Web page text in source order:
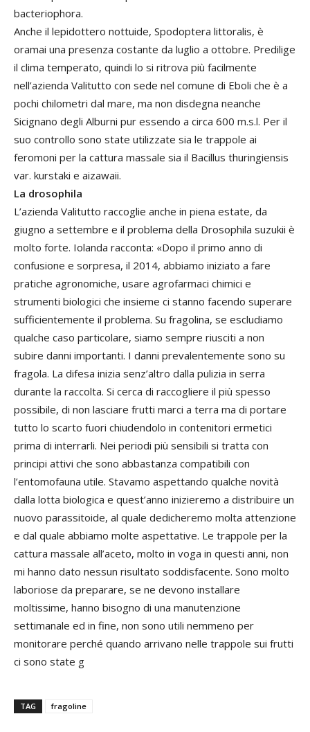
bacteriophora.
Anche il lepidottero nottuide, Spodoptera littoralis, è
oramai una presenza costante da luglio a ottobre. Predilige
il clima temperato, quindi lo si ritrova più facilmente
nell’azienda Valitutto con sede nel comune di Eboli che è a
pochi chilometri dal mare, ma non disdegna neanche
Sicignano degli Alburni pur essendo a circa 600 m.s.l. Per il
suo controllo sono state utilizzate sia le trappole ai
feromoni per la cattura massale sia il Bacillus thuringiensis
var. kurstaki e aizawaii.
La drosophila
L’azienda Valitutto raccoglie anche in piena estate, da
giugno a settembre e il problema della Drosophila suzukii è
molto forte. Iolanda racconta: «Dopo il primo anno di
confusione e sorpresa, il 2014, abbiamo iniziato a fare
pratiche agronomiche, usare agrofarmaci chimici e
strumenti biologici che insieme ci stanno facendo superare
sufficientemente il problema. Su fragolina, se escludiamo
qualche caso particolare, siamo sempre riusciti a non
subire danni importanti. I danni prevalentemente sono su
fragola. La difesa inizia senz’altro dalla pulizia in serra
durante la raccolta. Si cerca di raccogliere il più spesso
possibile, di non lasciare frutti marci a terra ma di portare
tutto lo scarto fuori chiudendolo in contenitori ermetici
prima di interrarli. Nei periodi più sensibili si tratta con
principi attivi che sono abbastanza compatibili con
l’entomofauna utile. Stavamo aspettando qualche novità
dalla lotta biologica e quest’anno inizieremo a distribuire un
nuovo parassitoide, al quale dedicheremo molta attenzione
e dal quale abbiamo molte aspettative. Le trappole per la
cattura massale all’aceto, molto in voga in questi anni, non
mi hanno dato nessun risultato soddisfacente. Sono molto
laboriose da preparare, se ne devono installare
moltissime, hanno bisogno di una manutenzione
settimanale ed in fine, non sono utili nemmeno per
monitorare perché quando arrivano nelle trappole sui frutti
ci sono state g
TAG fragoline